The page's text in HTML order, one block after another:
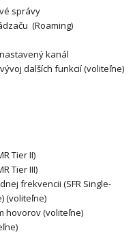
správy
(Roaming)
kanál
dalších funkcií (voliteľne)
Tier II)
Tier III)
frekvencii (SFR Single-
(voliteľne)
hovorov (voliteľne)